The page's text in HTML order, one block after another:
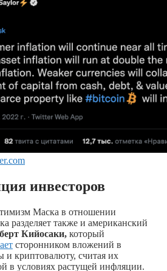
инвесторов
Маска в отношении
разделяет также и американский
Кийосаки, который
сторонником вложений в
и криптовалюту, считая их
в условиях растущей инфляции.